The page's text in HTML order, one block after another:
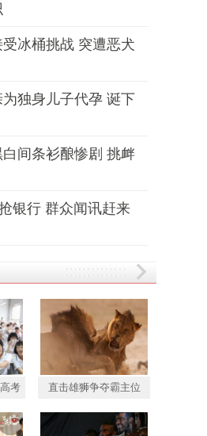
冰桶挑战 突遭恶犬
独身儿子代孕 诞下
间条衫酿惨剧 挑衅
银行 群众闻讯赶来
考 直击雄狮争夺霸主位